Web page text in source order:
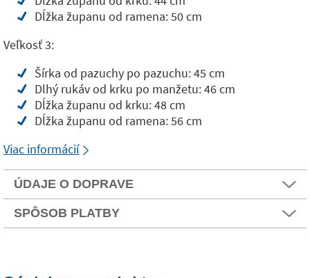
Dĺžka županu od ramena: 50 cm
Veľkosť 3:
Šírka od pazuchy po pazuchu: 45 cm
Dlhý rukáv od krku po manžetu: 46 cm
Dĺžka županu od krku: 48 cm
Dĺžka županu od ramena: 56 cm
Viac informácií
ÚDAJE O DOPRAVE
SPÔSOB PLATBY